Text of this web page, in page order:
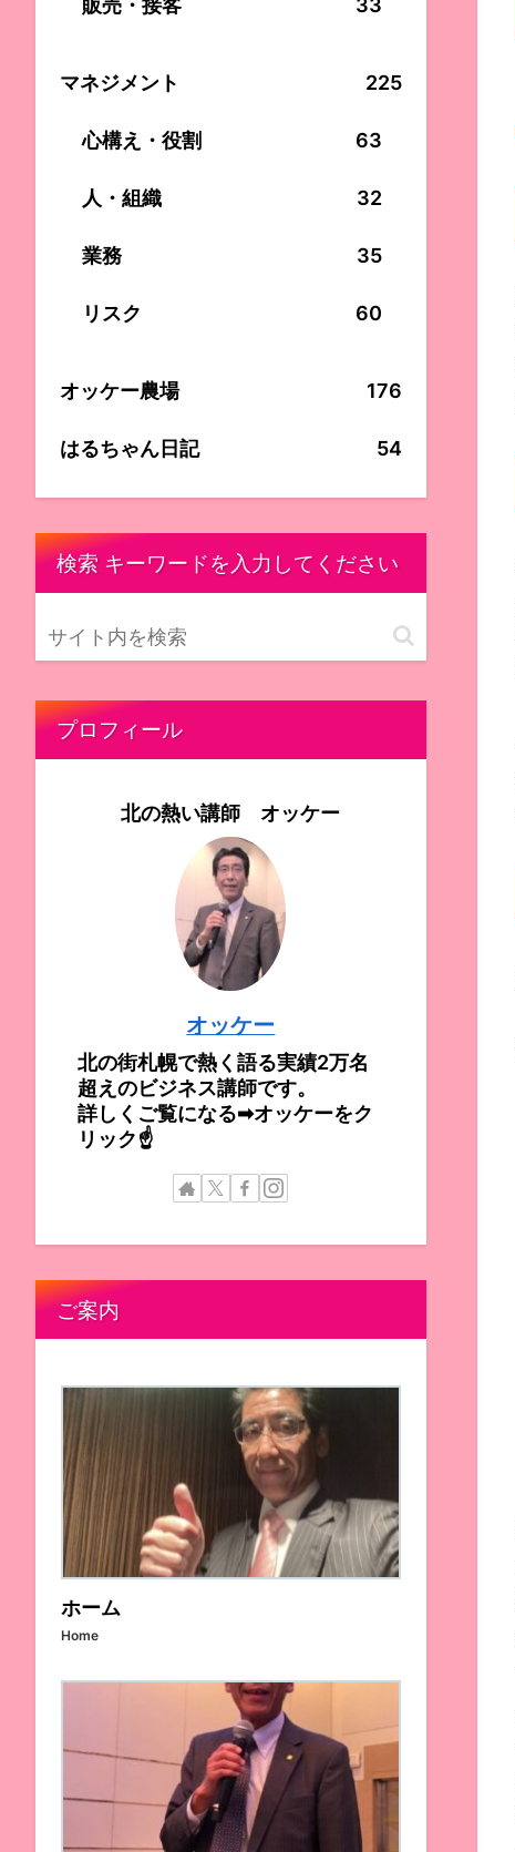
販売・接客 33
マネジメント 225
心構え・役割 63
人・組織 32
業務 35
リスク 60
オッケー農場 176
はるちゃん日記 54
検索 キーワードを入力してください
プロフィール
北の熱い講師 オッケー
オッケー
北の街札幌で熱く語る実績2万名
超えのビジネス講師です。
詳しくご覧になる➡オッケーをク
リック☝
ご案内
ホーム
Home